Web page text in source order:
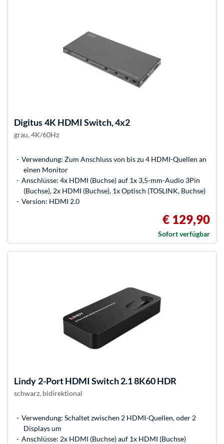
Digitus4K HDMI Switch, 4x2
grau, 4K/60Hz
Verwendung: Zum Anschluss von bis zu 4 HDMI-Quellen an
einen Monitor
Anschlüsse: 4x HDMI (Buchse) auf 1x 3,5-mm-Audio 3Pin
(Buchse), 2x HDMI (Buchse), 1x Optisch (TOSLINK, Buchse)
Version: HDMI 2.0
€ 129,90
Sofort verfügbar
Lindy 2-Port HDMI Switch 2.1 8K60 HDR
schwarz, bidirektional
Verwendung: Schaltet zwischen 2 HDMI-Quellen, oder 2
Displays um
Anschlüsse: 2x HDMI (Buchse) auf 1x HDMI (Buchse)